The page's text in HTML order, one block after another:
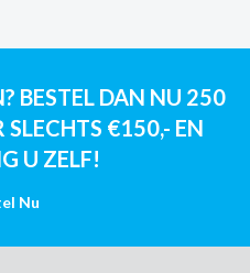
BESTEL DAN NU 250
€150,- EN
U ZELF!
Nu